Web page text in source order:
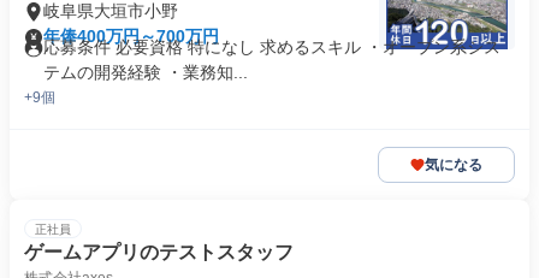
岐阜県大垣市小野
年俸400万円～700万円
応募条件 必要資格 特になし 求めるスキル ・オープン系シス
テムの開発経験 ・業務知...
+9個
気になる
正社員
ゲームアプリのテストスタッフ